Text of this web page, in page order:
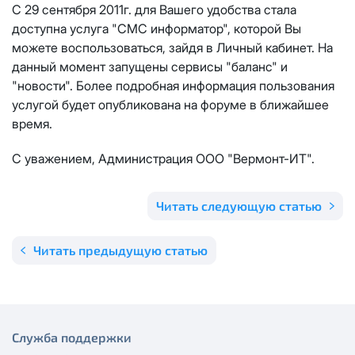
С 29 сентября 2011г. для Вашего удобства стала
доступна услуга "СМС информатор", которой Вы
можете воспользоваться, зайдя в Личный кабинет. На
данный момент запущены сервисы "баланс" и
"новости". Более подробная информация пользования
услугой будет опубликована на форуме в ближайшее
время.
С уважением, Администрация ООО "Вермонт-ИТ".
Читать предыдущую статью
Читать следующую статью
Служба поддержки
Телевидение
Аренда оборудования
Отправить
Я даюсогласие на обработку персональных данныхв
соответствии сПолитикой в отношении обработки
персональных данных
КС 300
НП20
КС 500
НП100
МойДом100
Email*
Адрес подключения
согласие на обработку персональных данных
персональных данных
Email*
Я даюсогласие на обработку персональных данныхв
соответствии с
Выделение публичного IP адреса один раз
рублей.